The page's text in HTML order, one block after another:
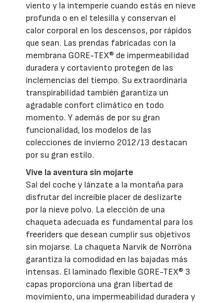
viento y la intemperie cuando estás en nieve
profunda o en el telesilla y conservan el
calor corporal en los descensos, por rápidos
que sean. Las prendas fabricadas con la
membrana GORE-TEX® de impermeabilidad
duradera y cortaviento protegen de las
inclemencias del tiempo. Su extraordinaria
transpirabilidad también garantiza un
agradable confort climático en todo
momento. Y además de por su gran
funcionalidad, los modelos de las
colecciones de invierno 2012/13 destacan
por su gran estilo.
Vive la aventura sin mojarte
Sal del coche y lánzate a la montaña para
disfrutar del increíble placer de deslizarte
por la nieve polvo. La elección de una
chaqueta adecuada es fundamental para los
freeriders que desean cumplir sus objetivos
sin mojarse. La chaqueta Narvik de Norröna
garantiza la comodidad en las bajadas más
intensas. El laminado flexible GORE-TEX® 3
capas proporciona una gran libertad de
movimiento, una impermeabilidad duradera y